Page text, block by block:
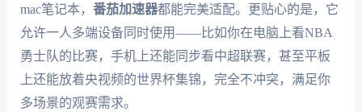
mac笔记本， 番茄加速器都能完美适配。更贴心的是，它
允许一人多端设备同时使用——比如你在电脑上看NBA
勇士队的比赛，手机上还能同步看中超联赛，甚至平板
上还能放着央视频的世界杯集锦，完全不冲突，满足你
多场景的观赛需求。